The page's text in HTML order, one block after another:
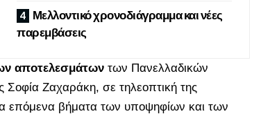
Μελλοντικό χρονοδιάγραμμα και νέες
παρεμβάσεις
αποτελεσμάτων των Πανελλαδικών
Ζαχαράκη, σε τηλεοπτική της
επόμενα βήματα των υποψηφίων και των